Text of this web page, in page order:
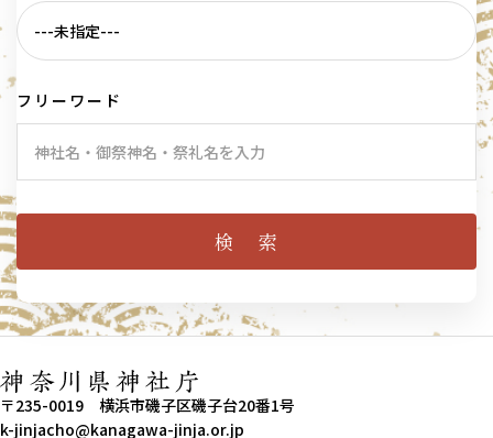
フリーワード
〒235-0019 横浜市磯子区磯子台20番1号
k-jinjacho@kanagawa-jinja.or.jp